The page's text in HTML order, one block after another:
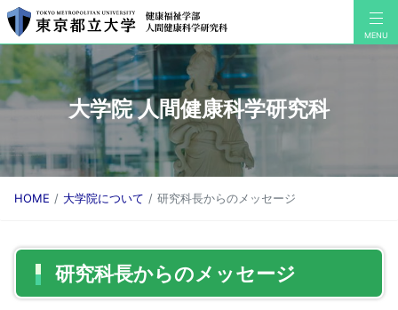
大学院 人間健康科学研究科
HOME 大学院について 研究科長からのメッセージ
研究科長からのメッセージ